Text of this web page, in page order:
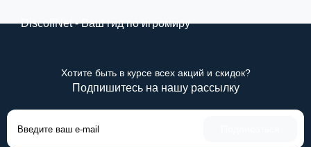
DiscoffNet - Ваш гид по игромиру
Хотите быть в курсе всех акций и скидок?
Подпишитесь на нашу рассылку